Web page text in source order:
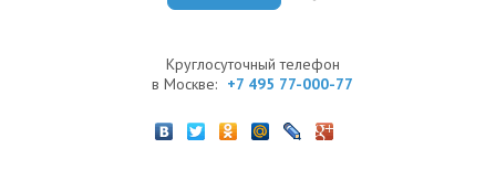
Круглосуточный телефон
в Москве: +7 495 77-000-77